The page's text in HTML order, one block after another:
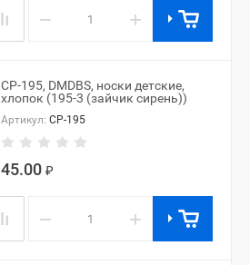
− +
CP-195, DMDBS, носки детские,
хлопок (195-3 (зайчик сирень))
Артикул: CP-195
45.00 ₽
− +